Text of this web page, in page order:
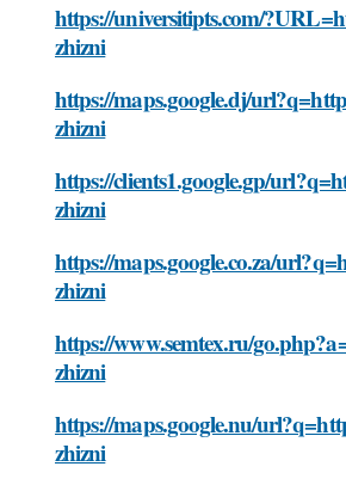
https://universitipts.com/
zhizni
https://maps.google.dj/
zhizni
https://clients1.google.gp/
zhizni
https://maps.google.co.za/
zhizni
https://www.semtex.ru/
zhizni
https://maps.google.nu/
zhizni